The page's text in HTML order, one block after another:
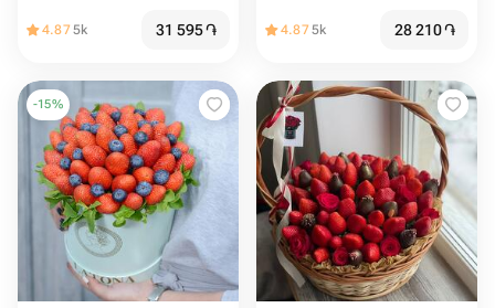
4.875k 31 595֏ 4.875k 28 210֏
-15%